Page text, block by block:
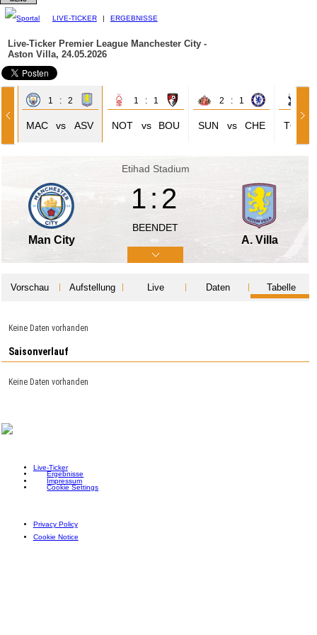
LIVE-TICKER | ERGEBNISSE
Live-Ticker Premier League Manchester City -
Aston Villa, 24.05.2026
1 : 2
MAC vs ASV
1 : 1
NOT vs BOU
2 : 1
SUN vs CHE TOT
Etihad Stadium
Man City
1:2
BEENDET
A. Villa
Vorschau Aufstellung Live Daten Tabelle
Keine Daten vorhanden
Saisonverlauf
Keine Daten vorhanden
Live-Ticker
Ergebnisse
Impressum
Cookie Settings
Privacy Policy
Cookie Notice